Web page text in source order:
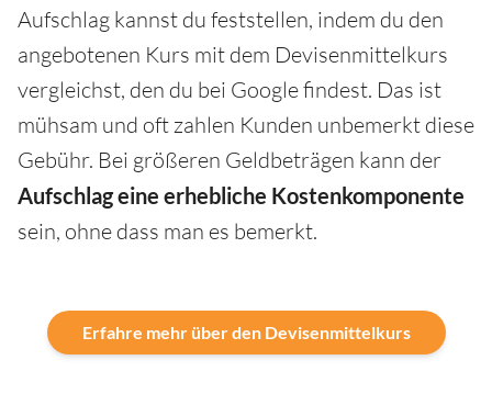
Aufschlag kannst du feststellen, indem du den
angebotenen Kurs mit dem Devisenmittelkurs
vergleichst, den du bei Google findest. Das ist
mühsam und oft zahlen Kunden unbemerkt diese
Gebühr. Bei größeren Geldbeträgen kann der
Aufschlag eine erhebliche Kostenkomponente
sein, ohne dass man es bemerkt.
Erfahre mehr über den Devisenmittelkurs